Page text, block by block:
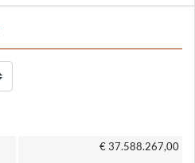
€ 37.588.267,00